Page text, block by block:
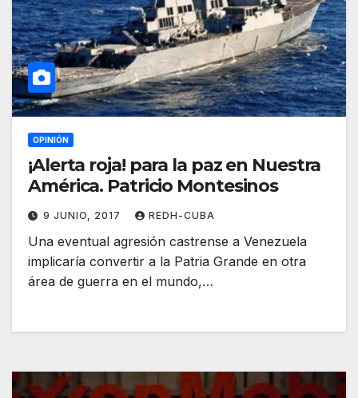
OPINIÓN
¡Alerta roja! para la paz en Nuestra
América. Patricio Montesinos
9 JUNIO, 2017 REDH-CUBA
Una eventual agresión castrense a Venezuela
implicaría convertir a la Patria Grande en otra
área de guerra en el mundo,…